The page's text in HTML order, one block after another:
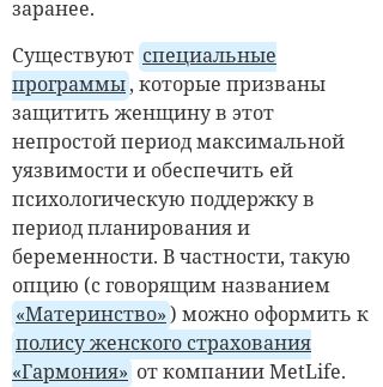
заранее.
Существуют специальные
программы, которые призваны
защитить женщину в этот
непростой период максимальной
уязвимости и обеспечить ей
психологическую поддержку в
период планирования и
беременности. В частности, такую
опцию (с говорящим названием
«Материнство») можно оформить к
полису женского страхования
«Гармония» от компании MetLife.